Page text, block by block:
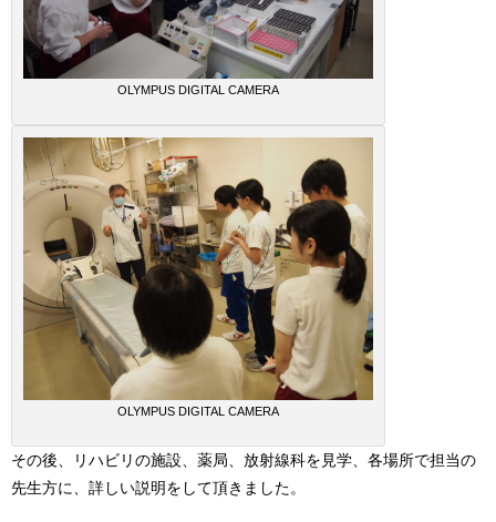
OLYMPUS DIGITAL CAMERA
OLYMPUS DIGITAL CAMERA
その後、リハビリの施設、薬局、放射線科を見学、各場所で担当の
先生方に、詳しい説明をして頂きました。